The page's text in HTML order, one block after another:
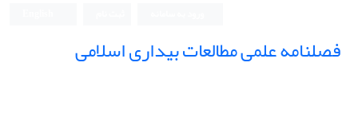
فصلنامه علمی مطالعات بیداری اسلامی